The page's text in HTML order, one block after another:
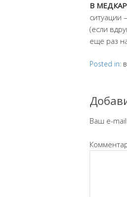
В
ситуации
(если
еще раз
Posted in:
Ваш e-